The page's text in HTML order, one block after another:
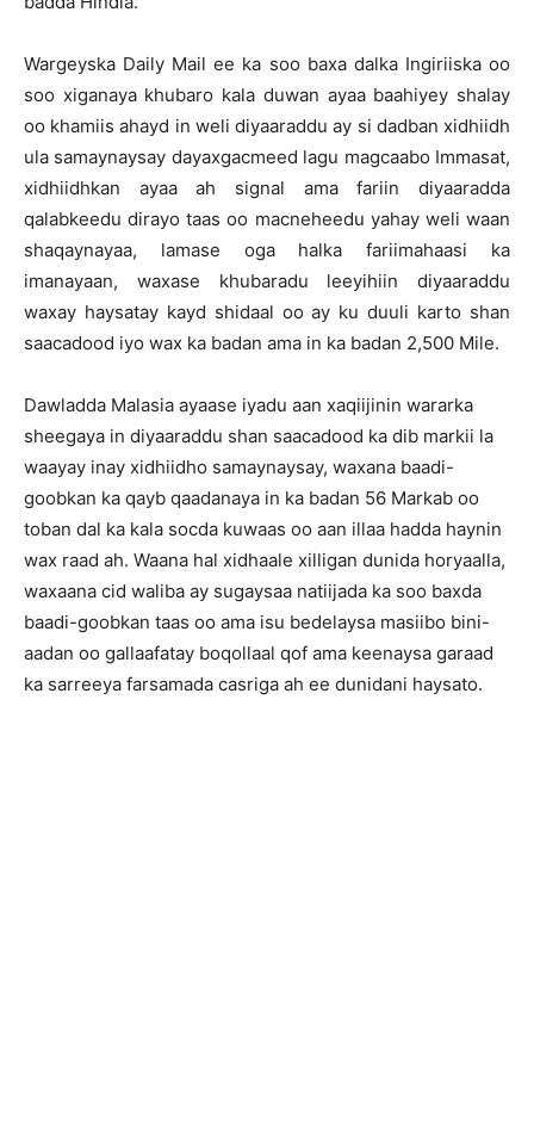
Wargeyska Daily Mail ee ka soo baxa dalka Ingiriiska oo
soo xiganaya khubaro kala duwan ayaa baahiyey shalay
oo khamiis ahayd in weli diyaaraddu ay si dadban xidhiidh
ula samaynaysay dayaxgacmeed lagu magcaabo Immasat,
xidhiidhkan ayaa ah signal ama fariin diyaaradda
qalabkeedu dirayo taas oo macneheedu yahay weli waan
shaqaynayaa, lamase oga halka fariimahaasi ka
imanayaan, waxase khubaradu leeyihiin diyaaraddu
waxay haysatay kayd shidaal oo ay ku duuli karto shan
saacadood iyo wax ka badan ama in ka badan 2,500 Mile.
Dawladda Malasia ayaase iyadu aan xaqiijinin wararka
sheegaya in diyaaraddu shan saacadood ka dib markii la
waayay inay xidhiidho samaynaysay, waxana baadi-
goobkan ka qayb qaadanaya in ka badan 56 Markab oo
toban dal ka kala socda kuwaas oo aan illaa hadda haynin
wax raad ah. Waana hal xidhaale xilligan dunida horyaalla,
waxaana cid waliba ay sugaysaa natiijada ka soo baxda
baadi-goobkan taas oo ama isu bedelaysa masiibo bini-
aadan oo gallaafatay boqollaal qof ama keenaysa garaad
ka sarreeya farsamada casriga ah ee dunidani haysato.